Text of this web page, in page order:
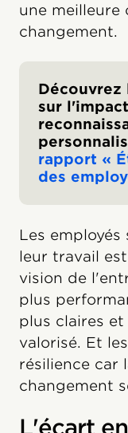
une meilleure
changement.
Découvrez
sur
rapport «
des
Les
leur travail
vision de
plus
plus claires
valorisé. Et
résilience car
changement
L'écart